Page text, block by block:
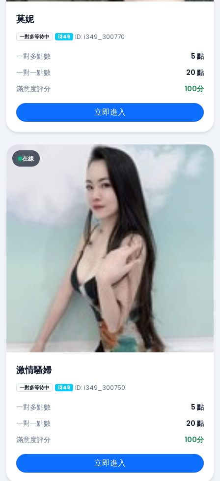
莫妮
一對多等待中 i349 ID: i349_300770
一對多點數
5 點
一對一點數
20 點
滿意度評分
100分
立即進入
在線
激情騷婦
一對多等待中 i349 ID: i349_300750
一對多點數
5 點
一對一點數
20 點
滿意度評分
100分
立即進入